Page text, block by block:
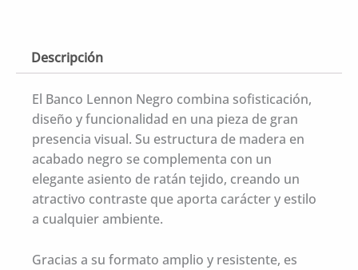
Descripción
El Banco Lennon Negro combina sofisticación,
diseño y funcionalidad en una pieza de gran
presencia visual. Su estructura de madera en
acabado negro se complementa con un
elegante asiento de ratán tejido, creando un
atractivo contraste que aporta carácter y estilo
a cualquier ambiente.
Gracias a su formato amplio y resistente, es